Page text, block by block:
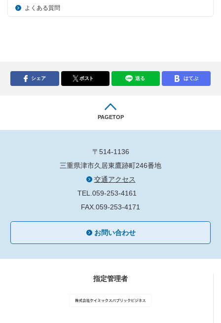
よくある質問
シェア ポスト 送る はてぶ
PAGETOP
〒514-1136
三重県津市久居東鷹跡町246番地
交通アクセス
TEL.059-253-4161
FAX.059-253-4171
お問い合わせ
指定管理者